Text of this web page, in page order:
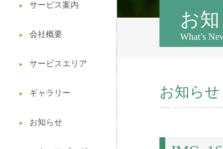
▶︎ サービス案内
▶︎ 会社概要
▶︎ サービスエリア
▶︎ ギャラリー
▶︎ お知らせ
観葉植物レンタル
壁面緑化
ギフト販売
造園ガーデニング
植木処分
お
What’s
お知らせ